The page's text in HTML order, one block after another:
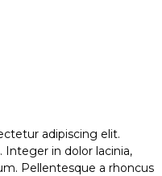
adipiscing elit.
Integer in dolor lacinia,
Pellentesque a rhoncus